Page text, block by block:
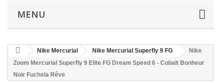
MENU
Nike Mercurial Nike Mercurial Superfly 9 FG
Nike
Zoom Mercurial Superfly 9 Elite FG Dream Speed 6 - Cobalt Bonheur
Noir Fuchsia Rêve